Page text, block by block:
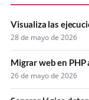
Visualiza las
28 de mayo de 2026
Migrar web en
26 de mayo de 2026